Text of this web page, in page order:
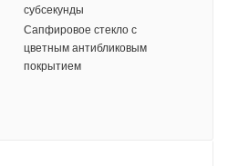
субсекунды
Сапфировое стекло с
цветным антибликовым
покрытием